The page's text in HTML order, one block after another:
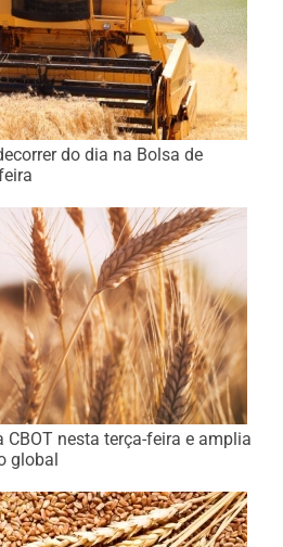
do dia na Bolsa de
nesta terça-feira e amplia
global